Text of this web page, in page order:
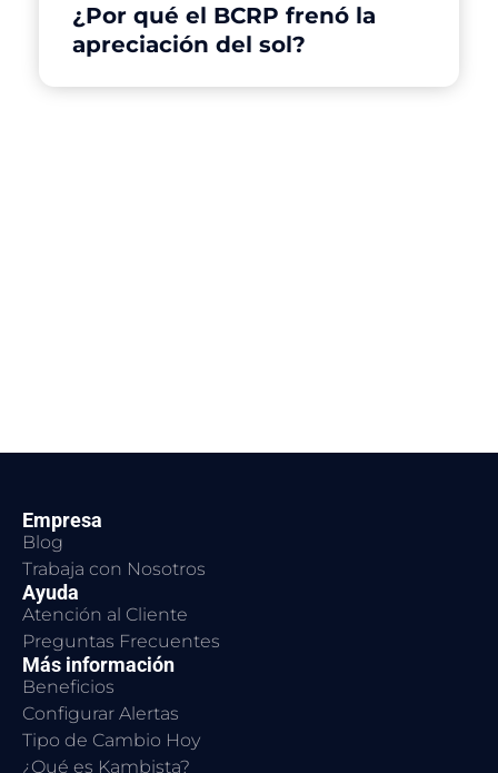
¿Por qué el BCRP frenó la
apreciación del sol?
Empresa
Blog
Trabaja con Nosotros
Ayuda
Atención al Cliente
Preguntas Frecuentes
Más información
Beneficios
Configurar Alertas
Tipo de Cambio Hoy
¿Qué es Kambista?